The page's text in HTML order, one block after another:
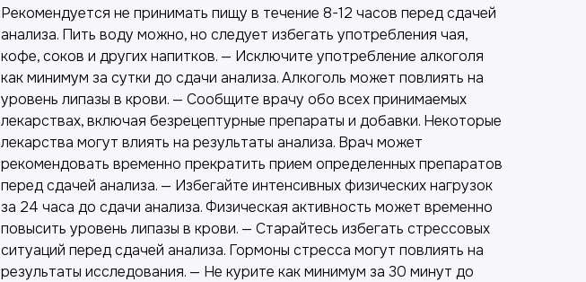
Рекомендуется не принимать пищу в течение 8-12 часов перед сдачей
анализа. Пить воду можно, но следует избегать употребления чая,
кофе, соков и других напитков. — Исключите употребление алкоголя
как минимум за сутки до сдачи анализа. Алкоголь может повлиять на
уровень липазы в крови. — Сообщите врачу обо всех принимаемых
лекарствах, включая безрецептурные препараты и добавки. Некоторые
лекарства могут влиять на результаты анализа. Врач может
рекомендовать временно прекратить прием определенных препаратов
перед сдачей анализа. — Избегайте интенсивных физических нагрузок
за 24 часа до сдачи анализа. Физическая активность может временно
повысить уровень липазы в крови. — Старайтесь избегать стрессовых
ситуаций перед сдачей анализа. Гормоны стресса могут повлиять на
результаты исследования. — Не курите как минимум за 30 минут до